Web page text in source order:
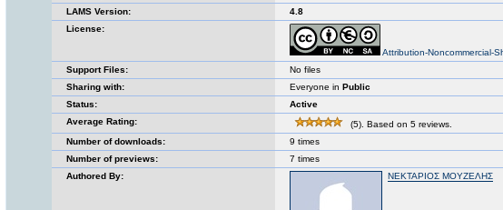
LAMS Version:
4.8
License:
Attribution-Noncommercial-
Support Files:
No files
Sharing with:
Everyone in Public
Status:
Active
Average Rating:
(5). Based on 5 reviews.
Number of downloads:
9 times
Number of previews:
7 times
Authored By:
ΝΕΚΤΑΡΙΟΣ ΜΟΥΖΕΛΗΣ